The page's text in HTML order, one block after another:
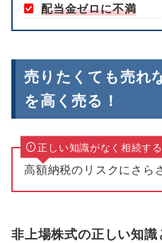
配当金ゼロに不満
売りたくても売れ
を高く売る！
正しい知識がなく相続す
高額納税のリスクにさら
非上場株式の正しい知